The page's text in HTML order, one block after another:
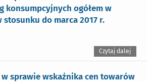
konsumpcyjnych ogółem w
stosunku do marca 2017 r.
Czytaj dalej
sprawie wskaźnika cen towarów